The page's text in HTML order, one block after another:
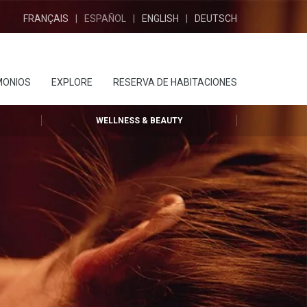
FRANÇAIS ESPAÑOL ENGLISH DEUTSCH
EXPLORE RESERVA DE HABITACIONES
WELLNESS & BEAUTY